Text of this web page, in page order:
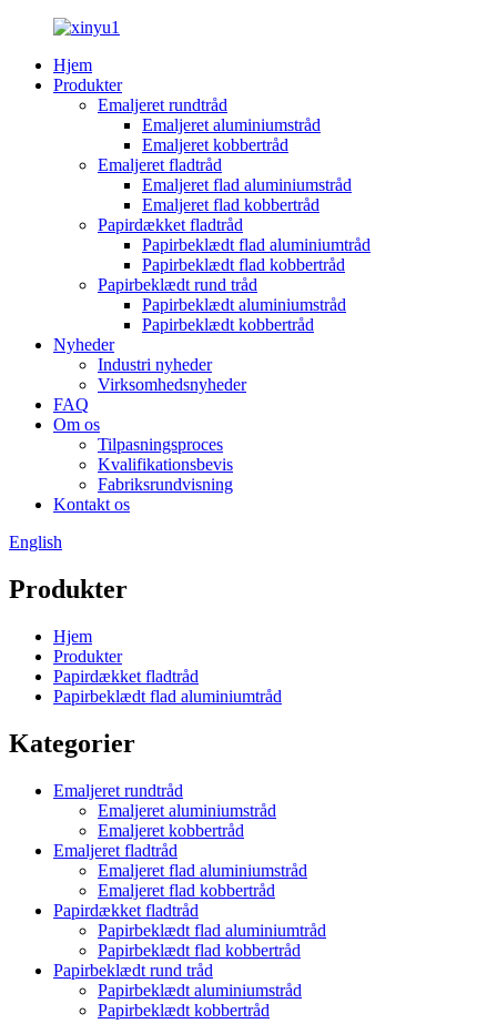
Hjem
Produkter
Emaljeret rundtråd
Emaljeret aluminiumstråd
Emaljeret kobbertråd
Emaljeret fladtråd
Emaljeret flad aluminiumstråd
Emaljeret flad kobbertråd
Papirdækket fladtråd
Papirbeklædt flad aluminiumtråd
Papirbeklædt flad kobbertråd
Papirbeklædt rund tråd
Papirbeklædt aluminiumstråd
Papirbeklædt kobbertråd
Nyheder
Industri nyheder
Virksomhedsnyheder
FAQ
Om os
Tilpasningsproces
Kvalifikationsbevis
Fabriksrundvisning
Kontakt os
English
Produkter
Hjem
Produkter
Papirdækket fladtråd
Papirbeklædt flad aluminiumtråd
Kategorier
Emaljeret rundtråd
Emaljeret aluminiumstråd
Emaljeret kobbertråd
Emaljeret fladtråd
Emaljeret flad aluminiumstråd
Emaljeret flad kobbertråd
Papirdækket fladtråd
Papirbeklædt flad aluminiumtråd
Papirbeklædt flad kobbertråd
Papirbeklædt rund tråd
Papirbeklædt aluminiumstråd
Papirbeklædt kobbertråd